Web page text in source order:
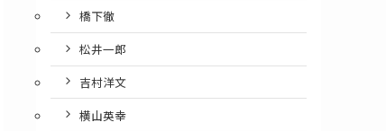
橋下徹
松井一郎
吉村洋文
横山英幸